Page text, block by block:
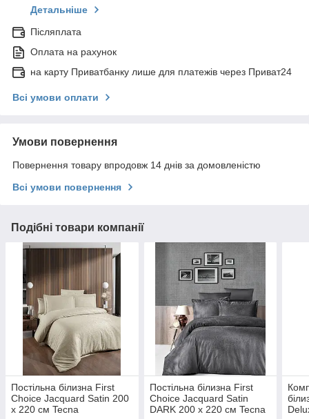
Детальніше
Післяплата
Оплата на рахунок
на карту Приватбанку лише для платежів через Приват24
Всі умови оплати
Умови повернення
Повернення товару впродовж 14 днів за домовленістю
Всі умови повернення
Подібні товари компанії
Постільна білизна First
Choice Jacquard Satin 200
х 220 см Tecna
Постільна білизна First
Choice Jacquard Satin
DARK 200 х 220 см Tecna